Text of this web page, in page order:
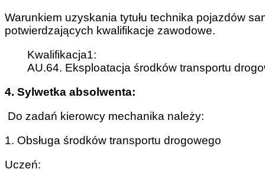
Warunkiem uzyskania tytułu technika pojazdów
potwierdzających kwalifikacje zawodowe.
Kwalifikacja1:
AU.64. Eksploatacja środków transportu
4. Sylwetka absolwenta:
Do zadań kierowcy mechanika należy:
1. Obsługa środków transportu drogowego
Uczeń: